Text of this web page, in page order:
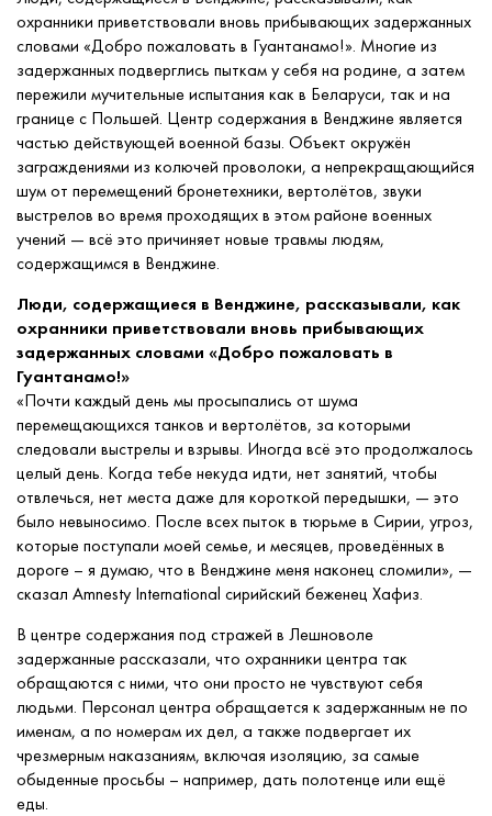
охранники приветствовали вновь прибывающих задержанных
словами «Добро пожаловать в Гуантанамо!». Многие из
задержанных подверглись пыткам у себя на родине, а затем
пережили мучительные испытания как в Беларуси, так и на
границе с Польшей. Центр содержания в Венджине является
частью действующей военной базы. Объект окружён
заграждениями из колючей проволоки, а непрекращающийся
шум от перемещений бронетехники, вертолётов, звуки
выстрелов во время проходящих в этом районе военных
учений — всё это причиняет новые травмы людям,
содержащимся в Венджине.
Люди, содержащиеся в Венджине, рассказывали, как
охранники приветствовали вновь прибывающих
задержанных словами «Добро пожаловать в
Гуантанамо!»
«Почти каждый день мы просыпались от шума
перемещающихся танков и вертолётов, за которыми
следовали выстрелы и взрывы. Иногда всё это продолжалось
целый день. Когда тебе некуда идти, нет занятий, чтобы
отвлечься, нет места даже для короткой передышки, — это
было невыносимо. После всех пыток в тюрьме в Сирии, угроз,
которые поступали моей семье, и месяцев, проведённых в
дороге – я думаю, что в Венджине меня наконец сломили», —
сказал Amnesty International сирийский беженец Хафиз.
В центре содержания под стражей в Лешноволе
задержанные рассказали, что охранники центра так
обращаются с ними, что они просто не чувствуют себя
людьми. Персонал центра обращается к задержанным не по
именам, а по номерам их дел, а также подвергает их
чрезмерным наказаниям, включая изоляцию, за самые
обыденные просьбы – например, дать полотенце или ещё
еды.